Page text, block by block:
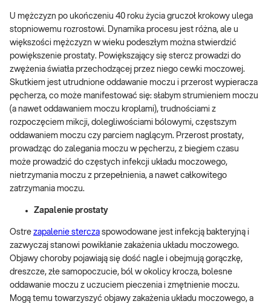
U mężczyzn po ukończeniu 40 roku życia gruczoł krokowy ulega
stopniowemu rozrostowi. Dynamika procesu jest różna, ale u
większości mężczyzn w wieku podeszłym można stwierdzić
powiększenie prostaty. Powiększający się stercz prowadzi do
zwężenia światła przechodzącej przez niego cewki moczowej.
Skutkiem jest utrudnione oddawanie moczu i przerost wypieracza
pęcherza, co może manifestować się: słabym strumieniem moczu
(a nawet oddawaniem moczu kroplami), trudnościami z
rozpoczęciem mikcji, dolegliwościami bólowymi, częstszym
oddawaniem moczu czy parciem naglącym. Przerost prostaty,
prowadząc do zalegania moczu w pęcherzu, z biegiem czasu
może prowadzić do częstych infekcji układu moczowego,
nietrzymania moczu z przepełnienia, a nawet całkowitego
zatrzymania moczu.
Zapalenie prostaty
Ostre zapalenie stercza spowodowane jest infekcją bakteryjną i
zazwyczaj stanowi powikłanie zakażenia układu moczowego.
Objawy choroby pojawiają się dość nagle i obejmują gorączkę,
dreszcze, złe samopoczucie, ból w okolicy krocza, bolesne
oddawanie moczu z uczuciem pieczenia i zmętnienie moczu.
Mogą temu towarzyszyć objawy zakażenia układu moczowego, a